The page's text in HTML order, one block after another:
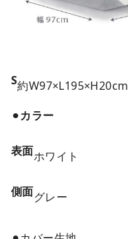
S約W97×L195×H20cm
⚫︎カラー
表面ホワイト
側面グレー